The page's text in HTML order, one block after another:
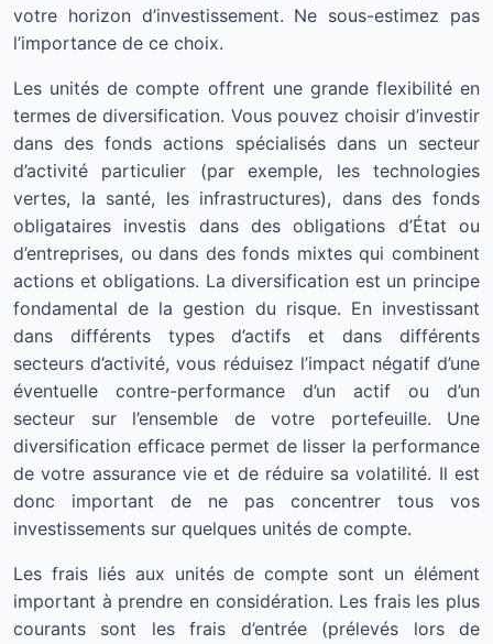
votre horizon d’investissement. Ne sous-estimez pas
l’importance de ce choix.
Les unités de compte offrent une grande flexibilité en
termes de diversification. Vous pouvez choisir d’investir
dans des fonds actions spécialisés dans un secteur
d’activité particulier (par exemple, les technologies
vertes, la santé, les infrastructures), dans des fonds
obligataires investis dans des obligations d’État ou
d’entreprises, ou dans des fonds mixtes qui combinent
actions et obligations. La diversification est un principe
fondamental de la gestion du risque. En investissant
dans différents types d’actifs et dans différents
secteurs d’activité, vous réduisez l’impact négatif d’une
éventuelle contre-performance d’un actif ou d’un
secteur sur l’ensemble de votre portefeuille. Une
diversification efficace permet de lisser la performance
de votre assurance vie et de réduire sa volatilité. Il est
donc important de ne pas concentrer tous vos
investissements sur quelques unités de compte.
Les frais liés aux unités de compte sont un élément
important à prendre en considération. Les frais les plus
courants sont les frais d’entrée (prélevés lors de